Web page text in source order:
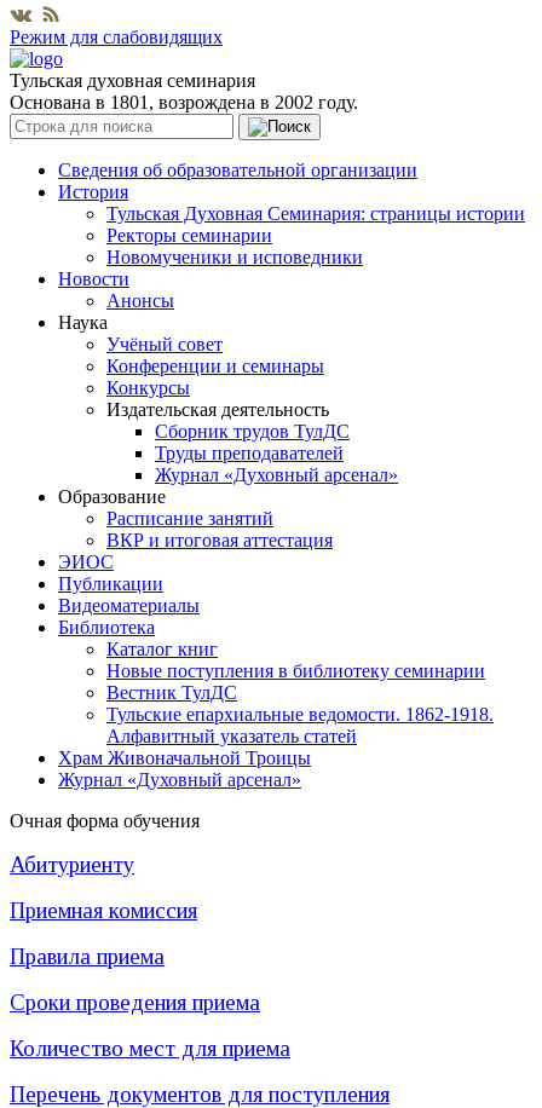
Режим для слабовидящих
Тульская духовная семинария
Основана в 1801, возрождена в 2002 году.
Сведения об образовательной организации
История
Тульская Духовная Семинария: страницы истории
Ректоры семинарии
Новомученики и исповедники
Новости
Анонсы
Наука
Учёный совет
Конференции и семинары
Конкурсы
Издательская деятельность
Сборник трудов ТулДС
Труды преподавателей
Журнал «Духовный арсенал»
Образование
Расписание занятий
ВКР и итоговая аттестация
ЭИОС
Публикации
Видеоматериалы
Библиотека
Каталог книг
Новые поступления в библиотеку семинарии
Вестник ТулДС
Тульские епархиальные ведомости. 1862-1918.
Алфавитный указатель статей
Храм Живоначальной Троицы
Журнал «Духовный арсенал»
Очная форма обучения
Абитуриенту
Приемная комиссия
Правила приема
Сроки проведения приема
Количество мест для приема
Перечень документов для поступления